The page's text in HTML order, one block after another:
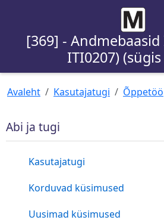
[369] - Andmebaasid
ITI0207)
Avaleht Kasutajatugi Õppetöö
Abi ja tugi
Kasutajatugi
Korduvad küsimused
Uusimad küsimused